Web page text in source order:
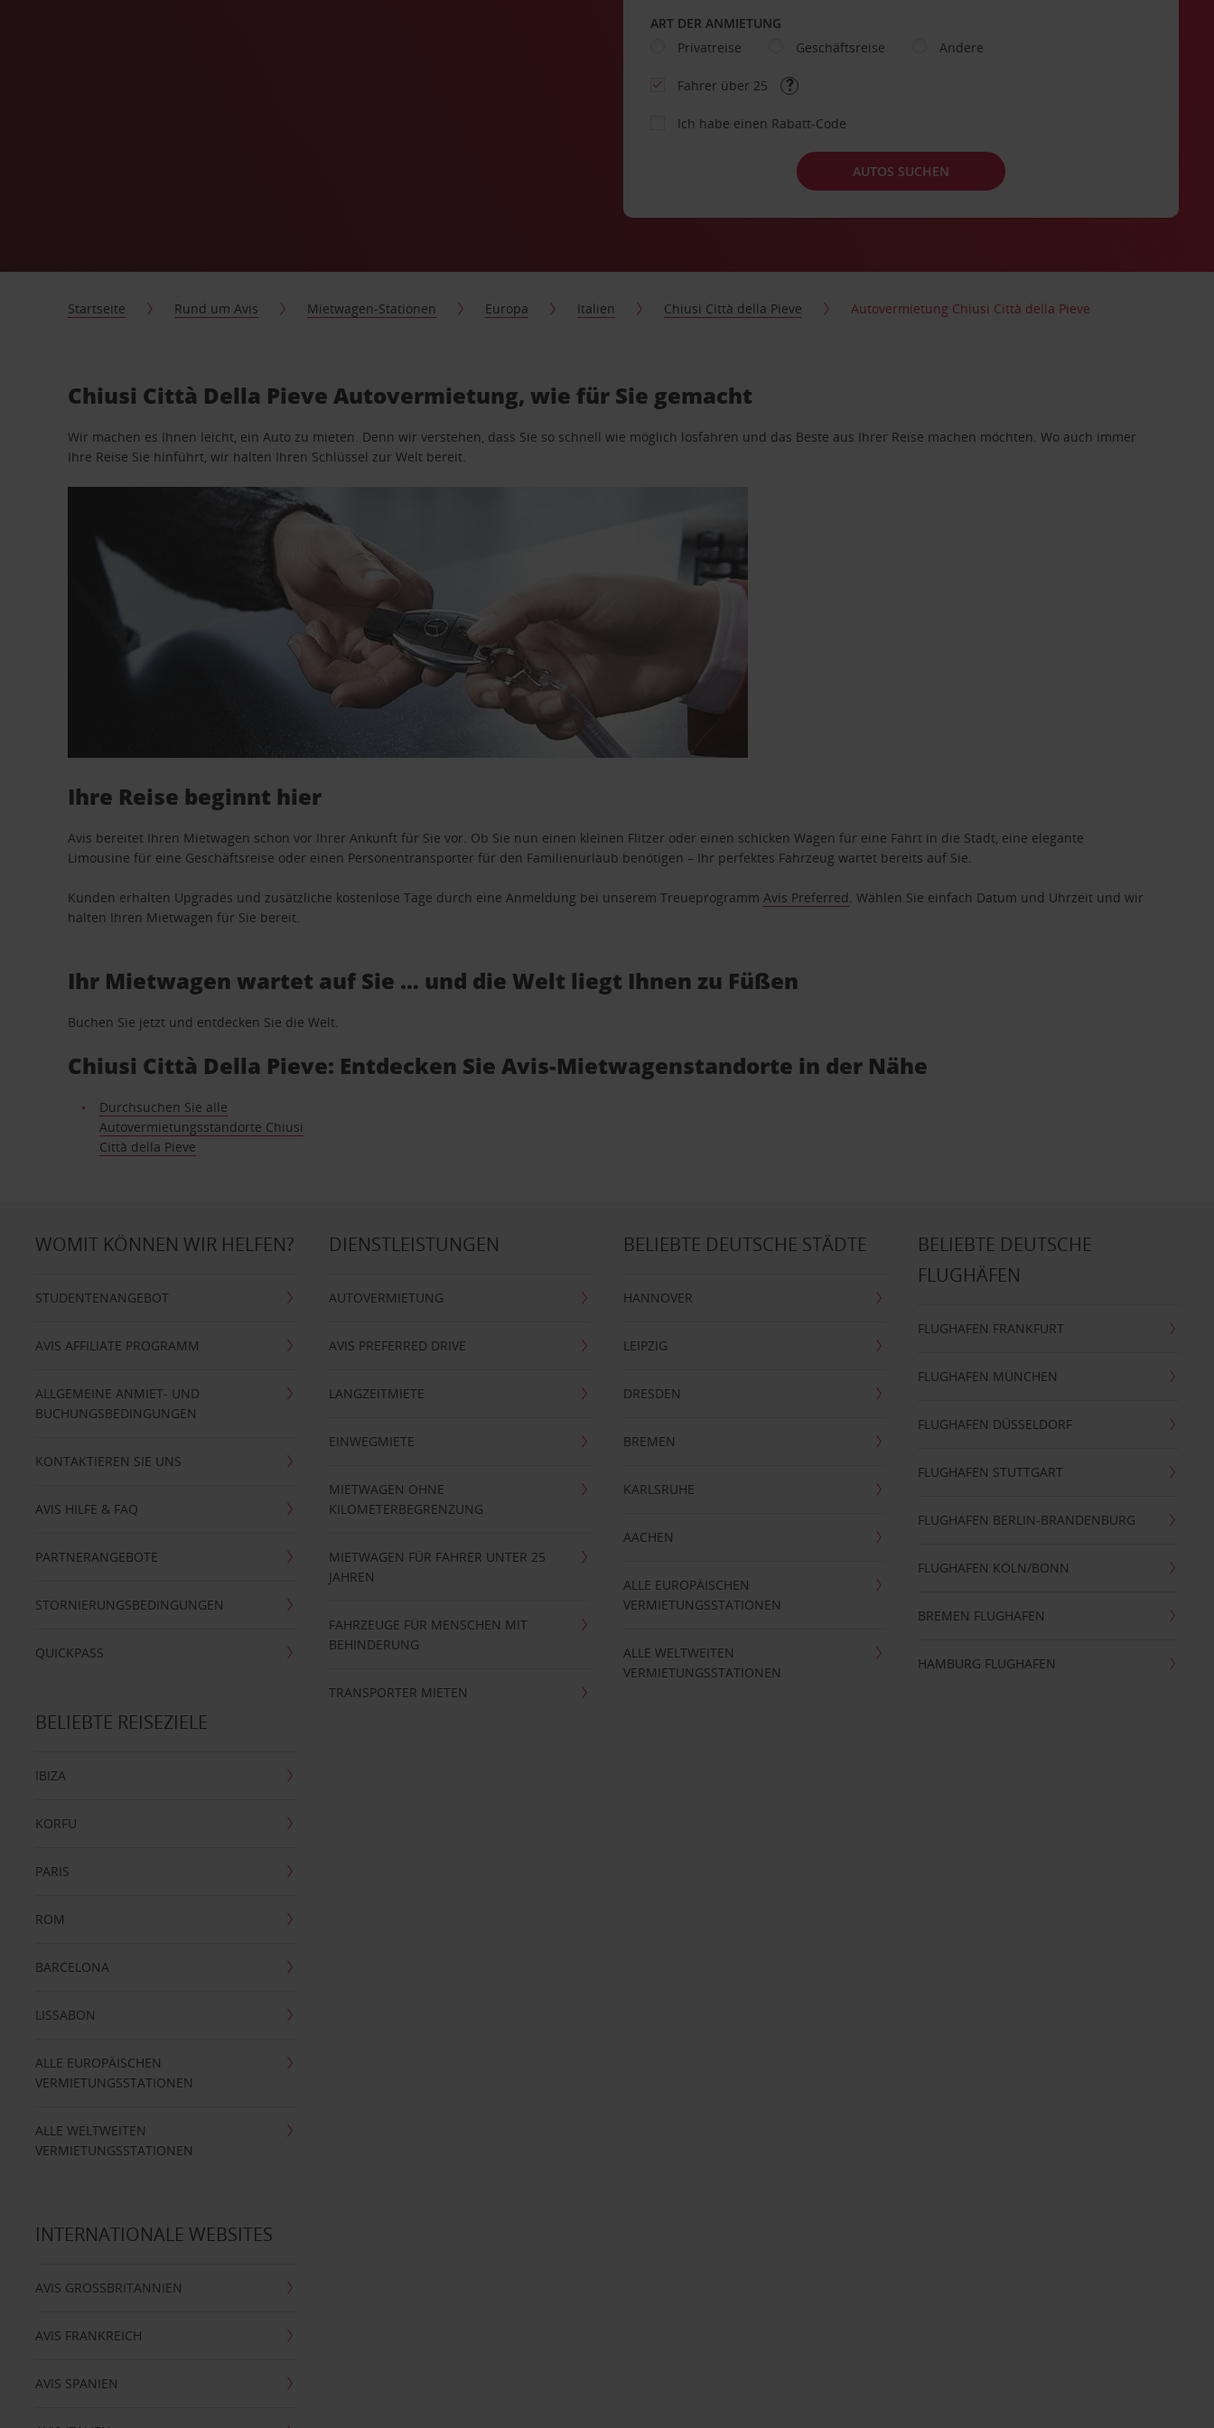
ART DER ANMIETUNG
Privatreise
Geschäftsreise Andere
Fahrer über 25
Ich habe einen Rabatt-Code
AUTOS SUCHEN
Startseite Rund um Avis Mietwagen-Stationen Europa Italien Chiusi Città della Pieve Autovermietung Chiusi Città della Pieve
Chiusi Città Della Pieve Autovermietung, wie für Sie gemacht
Wir machen es Ihnen leicht, ein Auto zu mieten. Denn wir verstehen, dass Sie so schnell wie möglich losfahren und das Beste aus Ihrer Reise machen möchten. Wo auch immer
Ihre Reise Sie hinführt, wir halten Ihren Schlüssel zur Welt bereit.
Ihre Reise beginnt hier
Avis bereitet Ihren Mietwagen schon vor Ihrer Ankunft für Sie vor. Ob Sie nun einen kleinen Flitzer oder einen schicken Wagen für eine Fahrt in die Stadt, eine elegante
Limousine für eine Geschäftsreise oder einen Personentransporter für den Familienurlaub benötigen – Ihr perfektes Fahrzeug wartet bereits auf Sie.
Kunden erhalten Upgrades und zusätzliche kostenlose Tage durch eine Anmeldung bei unserem TreueprogrammAvis Preferred. Wählen Sie einfach Datum und Uhrzeit und wir
halten Ihren Mietwagen für Sie bereit.
Ihr Mietwagen wartet auf Sie … und die Welt liegt Ihnen zu Füßen
Buchen Sie jetzt und entdecken Sie die Welt.
Chiusi Città Della Pieve: Entdecken Sie Avis-Mietwagenstandorte in der Nähe
Durchsuchen Sie alle
Autovermietungsstandorte Chiusi
Città della Pieve
WOMIT KÖNNEN WIR HELFEN?
STUDENTENANGEBOT
AVIS AFFILIATE PROGRAMM
ALLGEMEINE ANMIET- UND
BUCHUNGSBEDINGUNGEN
KONTAKTIEREN SIE UNS
AVIS HILFE & FAQ
PARTNERANGEBOTE
STORNIERUNGSBEDINGUNGEN
QUICKPASS
DIENSTLEISTUNGEN
AUTOVERMIETUNG
AVIS PREFERRED DRIVE
LANGZEITMIETE
EINWEGMIETE
MIETWAGEN OHNE
KILOMETERBEGRENZUNG
MIETWAGEN FÜR FAHRER UNTER 25
JAHREN
FAHRZEUGE FÜR MENSCHEN MIT
BEHINDERUNG
TRANSPORTER MIETEN
BELIEBTE DEUTSCHE STÄDTE
HANNOVER
LEIPZIG
DRESDEN
BREMEN
KARLSRUHE
AACHEN
ALLE EUROPÄISCHEN
VERMIETUNGSSTATIONEN
ALLE WELTWEITEN
VERMIETUNGSSTATIONEN
BELIEBTE DEUTSCHE
FLUGHÄFEN
FLUGHAFEN FRANKFURT
FLUGHAFEN MÜNCHEN
FLUGHAFEN DÜSSELDORF
FLUGHAFEN STUTTGART
FLUGHAFEN BERLIN-BRANDENBURG
FLUGHAFEN KÖLN/BONN
BREMEN FLUGHAFEN
HAMBURG FLUGHAFEN
BELIEBTE REISEZIELE
IBIZA
KORFU
PARIS
ROM
BARCELONA
LISSABON
ALLE EUROPÄISCHEN
VERMIETUNGSSTATIONEN
ALLE WELTWEITEN
VERMIETUNGSSTATIONEN
INTERNATIONALE WEBSITES
AVIS GROSSBRITANNIEN
AVIS FRANKREICH
AVIS SPANIEN